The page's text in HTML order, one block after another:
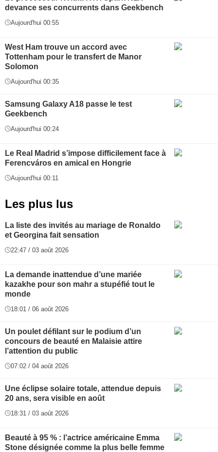
devance ses concurrents dans Geekbench
Aujourd'hui 00:55
West Ham trouve un accord avec
Tottenham pour le transfert de Manor
Solomon
Aujourd'hui 00:35
Samsung Galaxy A18 passe le test
Geekbench
Aujourd'hui 00:24
Le Real Madrid s’impose difficilement face à
Ferencváros en amical en Hongrie
Aujourd'hui 00:11
Les plus lus
La liste des invités au mariage de Ronaldo
et Georgina fait sensation
22:47 / 03 août 2026
La demande inattendue d’une mariée
kazakhe pour son mahr a stupéfié tout le
monde
18:01 / 06 août 2026
Un poulet défilant sur le podium d’un
concours de beauté en Malaisie attire
l’attention du public
07:02 / 04 août 2026
Une éclipse solaire totale, attendue depuis
20 ans, sera visible en août
18:31 / 03 août 2026
Beauté à 95 % : l’actrice américaine Emma
Stone désignée comme la plus belle femme